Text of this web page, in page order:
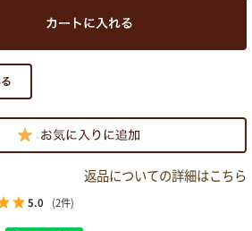
返品についての詳細はこちら
5.0 (2件)